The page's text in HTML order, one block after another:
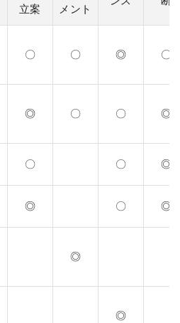
立案
メント
〇 〇 ◎ 〇
◎ 〇 〇 ◎
〇 〇 ◎
◎ 〇 ◎
◎
◎